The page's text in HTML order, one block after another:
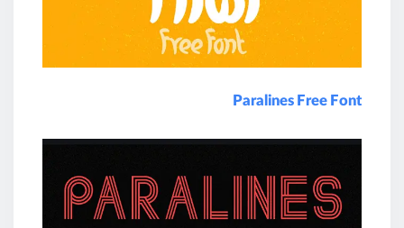
Paralines Free Font